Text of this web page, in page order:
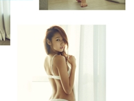
에 탄력을 주는 운동 5가지
슴을 볼륨-업시키는 운동
근을 만드는 운동 4가지
고 허리 라인을 잘록하게
한 절대 운동 7가지